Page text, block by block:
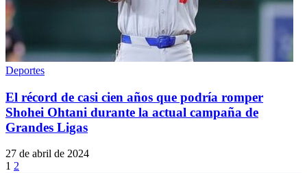
Deportes
El récord de casi cien años que podría romper
Shohei Ohtani durante la actual campaña de
Grandes Ligas
27 de abril de 2024
1 2